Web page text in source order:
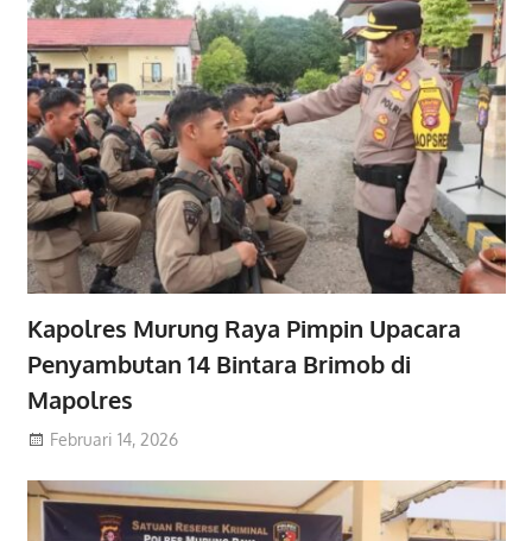
Kapolres Murung Raya Pimpin Upacara
Penyambutan 14 Bintara Brimob di
Mapolres
Februari 14, 2026